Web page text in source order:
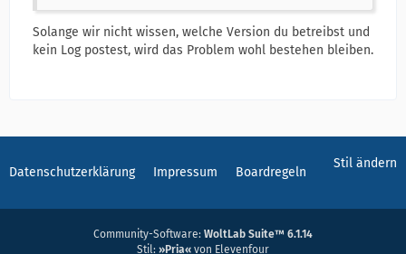
Solange wir nicht wissen, welche Version du betreibst und
kein Log postest, wird das Problem wohl bestehen bleiben.
Stil ändern
Datenschutzerklärung Impressum Boardregeln
Community-Software: WoltLab Suite™ 6.1.14
Stil: »Pria« von Elevenfour